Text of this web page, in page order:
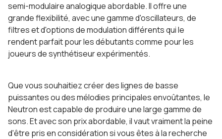
semi-modulaire analogique abordable. Il offre une
grande flexibilité, avec une gamme d'oscillateurs, de
filtres et d'options de modulation différents qui le
rendent parfait pour les débutants comme pour les
joueurs de synthétiseur expérimentés.
Que vous souhaitiez créer des lignes de basse
puissantes ou des mélodies principales envoûtantes, le
Neutron est capable de produire une large gamme de
sons. Et avec son prix abordable, il vaut vraiment la peine
d'être pris en considération si vous êtes à la recherche